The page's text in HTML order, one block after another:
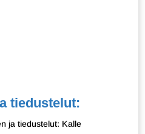
tiedustelut:
ja tiedustelut: Kalle